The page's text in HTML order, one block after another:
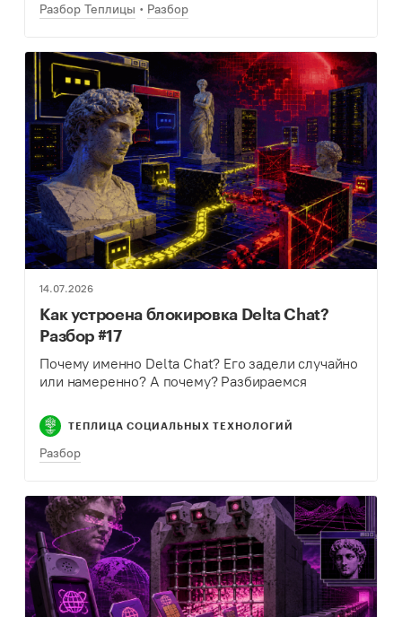
Разбор Теплицы Разбор
14.07.2026
Как устроена блокировка Delta Chat?
Разбор #17
Почему именно Delta Chat? Его задели случайно
или намеренно? А почему? Разбираемся
ТЕПЛИЦА СОЦИАЛЬНЫХ ТЕХНОЛОГИЙ
Разбор